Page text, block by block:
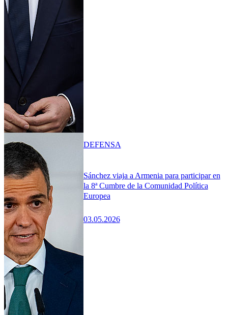
Sánchez viaja a Armenia para participar en
la 8ª Cumbre de la Comunidad Política
Europea
03.05.2026
DEFENSA